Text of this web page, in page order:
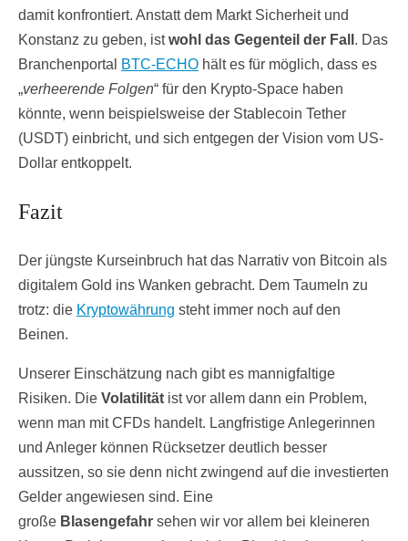
damit konfrontiert. Anstatt dem Markt Sicherheit und
Konstanz zu geben, istwohl das Gegenteil der Fall . Das
Branchenportal
BTC-ECHO hält es für möglich, dass es
„verheerende Folgen“ für den Krypto-Space haben
könnte, wenn beispielsweise der Stablecoin Tether
(USDT) einbricht, und sich entgegen der Vision vom US-
Dollar entkoppelt.
Fazit
Der jüngste Kurseinbruch hat das Narrativ von Bitcoin als
digitalem Gold ins Wanken gebracht. Dem Taumeln zu
trotz: die Kryptowährung steht immer noch auf den
Beinen.
Unserer Einschätzung nach gibt es mannigfaltige
Risiken. Die Volatilität ist vor allem dann ein Problem,
wenn man mit CFDs handelt. Langfristige Anlegerinnen
und Anleger können Rücksetzer deutlich besser
aussitzen, so sie denn nicht zwingend auf die investierten
Gelder angewiesen sind. Eine
große Blasengefahr sehen wir vor allem bei kleineren